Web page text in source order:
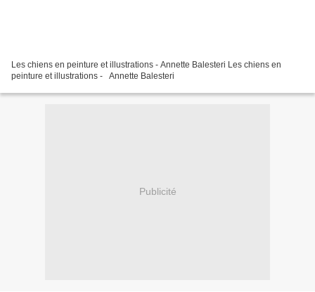
Les chiens en peinture et illustrations - Annette Balesteri Les chiens en
peinture et illustrations - Annette Balesteri
Publicité